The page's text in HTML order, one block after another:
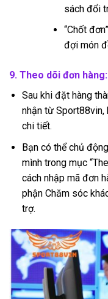
sách đổi
“Chốt
đợi món
9. Theo dõi đơn hàng:
Sau khi đặt hàng
nhận từ Sport88vin,
chi tiết.
Bạn có thể chủ
mình trong mục
cách nhập mã đơn
phận Chăm sóc
trợ.